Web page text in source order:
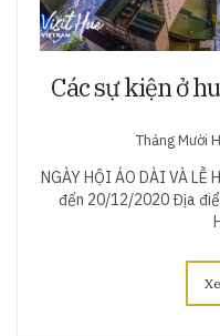
Các sự kiện ở
Tháng Mười
NGÀY HỘI ÁO DÀI VÀ LỄ
đến 20/12/2020 Địa